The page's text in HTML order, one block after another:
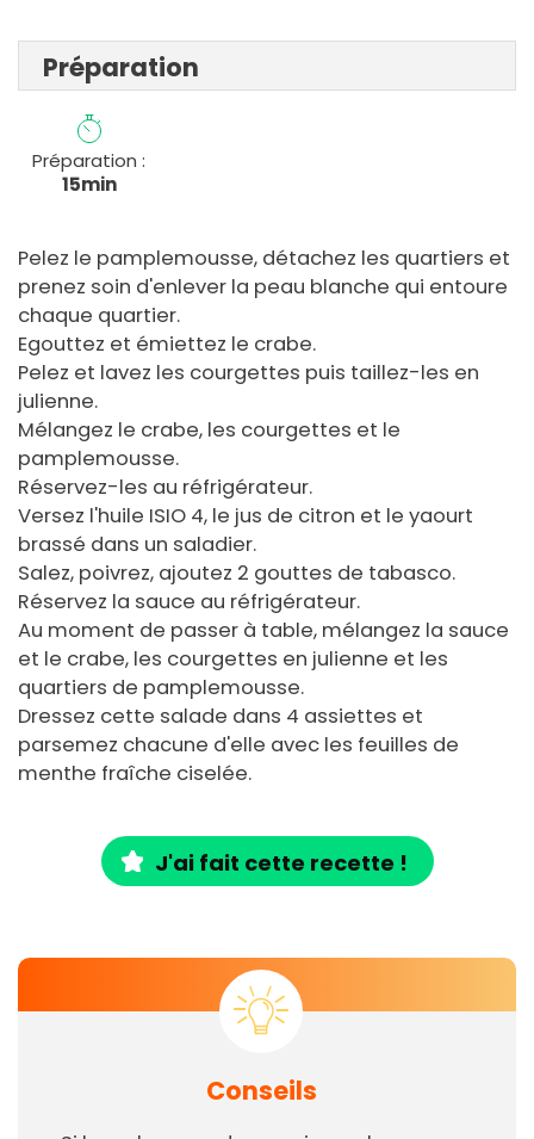
Préparation
Préparation :
15min
Pelez le pamplemousse, détachez les quartiers et
prenez soin d'enlever la peau blanche qui entoure
chaque quartier.
Egouttez et émiettez le crabe.
Pelez et lavez les courgettes puis taillez-les en
julienne.
Mélangez le crabe, les courgettes et le
pamplemousse.
Réservez-les au réfrigérateur.
Versez l'huile ISIO 4, le jus de citron et le yaourt
brassé dans un saladier.
Salez, poivrez, ajoutez 2 gouttes de tabasco.
Réservez la sauce au réfrigérateur.
Au moment de passer à table, mélangez la sauce
et le crabe, les courgettes en julienne et les
quartiers de pamplemousse.
Dressez cette salade dans 4 assiettes et
parsemez chacune d'elle avec les feuilles de
menthe fraîche ciselée.
J'ai fait cette recette !
Conseils